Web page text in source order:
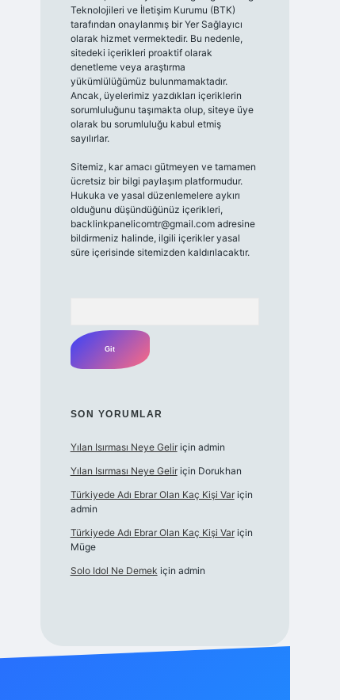
Teknolojileri ve İletişim Kurumu (BTK)
tarafından onaylanmış bir Yer Sağlayıcı
olarak hizmet vermektedir. Bu nedenle,
sitedeki içerikleri proaktif olarak
denetleme veya araştırma
yükümlülüğümüz bulunmamaktadır.
Ancak, üyelerimiz yazdıkları içeriklerin
sorumluluğunu taşımakta olup, siteye üye
olarak bu sorumluluğu kabul etmiş
sayılırlar.
Sitemiz, kar amacı gütmeyen ve tamamen
ücretsiz bir bilgi paylaşım platformudur.
Hukuka ve yasal düzenlemelere aykırı
olduğunu düşündüğünüz içerikleri,
backlinkpanelicomtr@gmail.comadresine
bildirmeniz halinde, ilgili içerikler yasal
süre içerisinde sitemizden kaldırılacaktır.
SON YORUMLAR
Yılan Isırması Neye Geliriçin admin
Yılan Isırması Neye Geliriçin Dorukhan
Türkiyede Adı Ebrar Olan Kaç Kişi Variçin
admin
Türkiyede Adı Ebrar Olan Kaç Kişi Variçin
Müge
Solo Idol Ne Demek için admin